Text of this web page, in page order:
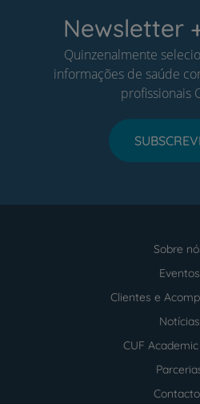
Newsletter
Quinzenalmente
informações de saúde
profissionais
Sobre
Eventos
Clientes e
Notícias
CUF